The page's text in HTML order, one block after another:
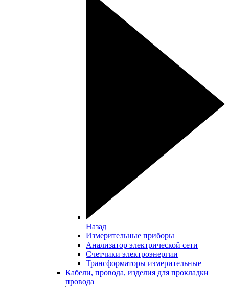
Назад
Измерительные приборы
Анализатор электрической сети
Счетчики электроэнергии
Трансформаторы измерительные
Кабели, провода, изделия для прокладки
провода